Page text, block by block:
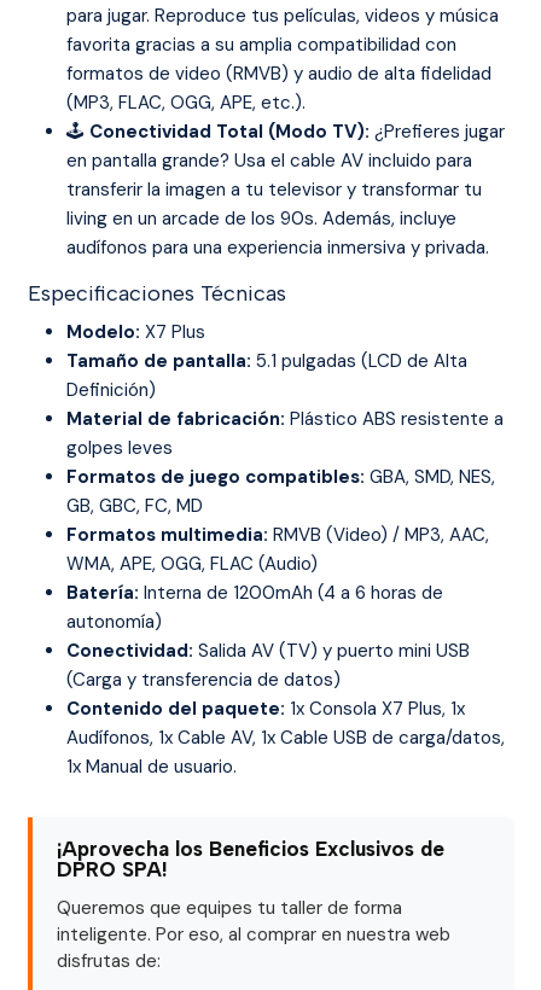
para jugar. Reproduce tus películas, videos y música
favorita gracias a su amplia compatibilidad con
formatos de video (RMVB) y audio de alta fidelidad
(MP3, FLAC, OGG, APE, etc.).
🕹️ Conectividad Total (Modo TV): ¿Prefieres jugar
en pantalla grande? Usa el cable AV incluido para
transferir la imagen a tu televisor y transformar tu
living en un arcade de los 90s. Además, incluye
audífonos para una experiencia inmersiva y privada.
Especificaciones Técnicas
Modelo: X7 Plus
Tamaño de pantalla: 5.1 pulgadas (LCD de Alta
Definición)
Material de fabricación: Plástico ABS resistente a
golpes leves
Formatos de juego compatibles: GBA, SMD, NES,
GB, GBC, FC, MD
Formatos multimedia: RMVB (Video) / MP3, AAC,
WMA, APE, OGG, FLAC (Audio)
Batería: Interna de 1200mAh (4 a 6 horas de
autonomía)
Conectividad: Salida AV (TV) y puerto mini USB
(Carga y transferencia de datos)
Contenido del paquete: 1x Consola X7 Plus, 1x
Audífonos, 1x Cable AV, 1x Cable USB de carga/datos,
1x Manual de usuario.
¡Aprovecha los Beneficios Exclusivos de
DPRO SPA!
Queremos que equipes tu taller de forma
inteligente. Por eso, al comprar en nuestra web
disfrutas de: